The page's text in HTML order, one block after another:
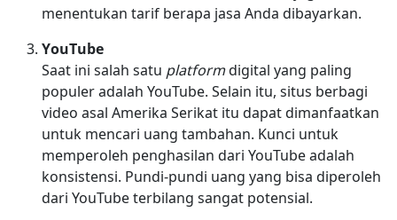
menentukan tarif berapa jasa Anda dibayarkan.
YouTube
Saat ini salah satu platformdigital yang paling
populer adalah YouTube. Selain itu, situs berbagi
video asal Amerika Serikat itu dapat dimanfaatkan
untuk mencari uang tambahan. Kunci untuk
memperoleh penghasilan dari YouTube adalah
konsistensi. Pundi-pundi uang yang bisa diperoleh
dari YouTube terbilang sangat potensial.